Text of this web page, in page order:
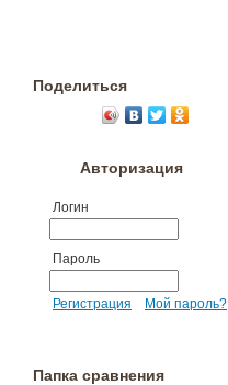
Поделиться
Авторизация
Логин
Пароль
Регистрация Мой пароль?
Папка сравнения